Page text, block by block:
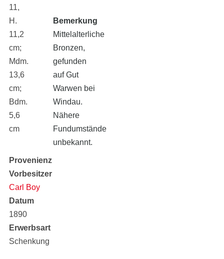
11,
H.
11,2
cm;
Mdm.
13,6
cm;
Bdm.
5,6
cm
Provenienz
Vorbesitzer
Carl Boy
Datum
1890
Erwerbsart
Schenkung
Bemerkung
Mittelalterliche
Bronzen,
gefunden
auf Gut
Warwen bei
Windau.
Nähere
Fundumstände
unbekannt.